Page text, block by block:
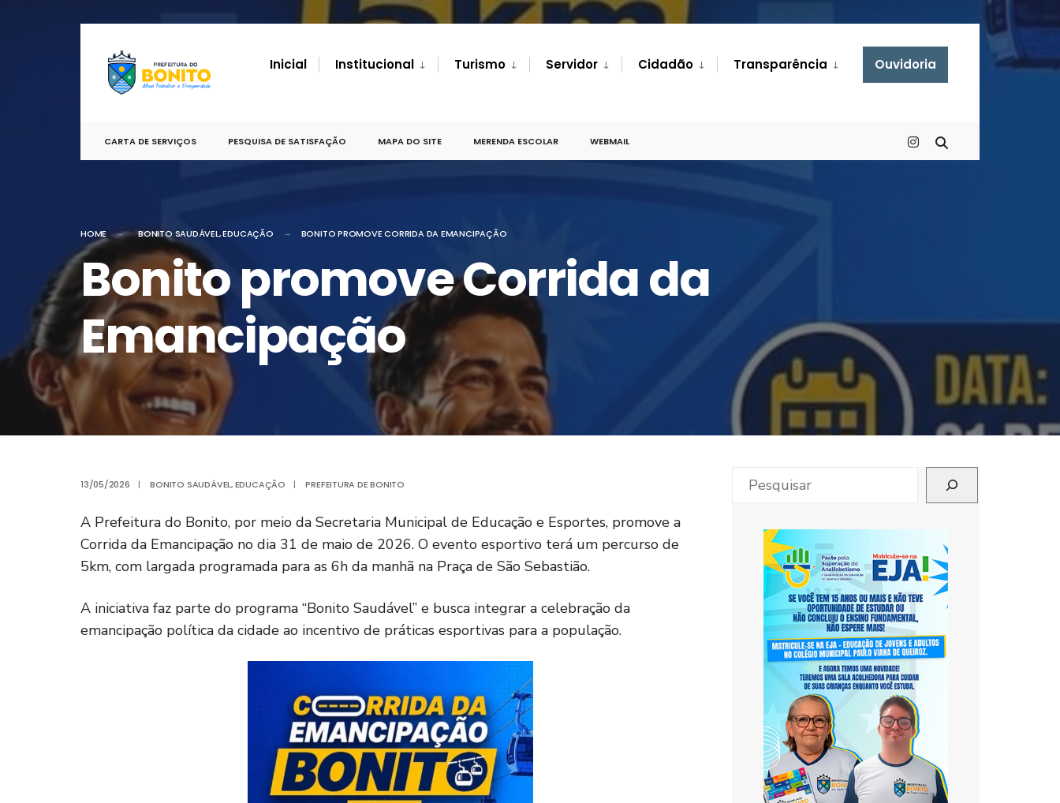
content
Inicial Institucional Turismo Servidor Cidadão Transparência Ouvidoria
CARTA DE SERVIÇOS PESQUISA DE SATISFAÇÃO MAPA DO SITE MERENDA ESCOLAR WEBMAIL
HOME BONITO SAUDÁVEL,EDUCAÇÃO BONITO PROMOVE CORRIDA DA EMANCIPAÇÃO
Bonito promove Corrida da
Emancipação
13/05/2026 | BONITO SAUDÁVEL,EDUCAÇÃO | PREFEITURA DE BONITO
A Prefeitura do Bonito, por meio da Secretaria Municipal de Educação e Esportes, promove a
Corrida da Emancipação no dia 31 de maio de 2026. O evento esportivo terá um percurso de
5km, com largada programada para as 6h da manhã na Praça de São Sebastião.
A iniciativa faz parte do programa “Bonito Saudável” e busca integrar a celebração da
emancipação política da cidade ao incentivo de práticas esportivas para a população.
Pesquisar